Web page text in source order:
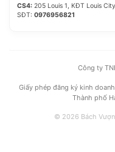
CS4: 205 Louis 1, KĐT Louis
SĐT: 0976956821
Công ty
Giấy phép đăng ký kinh
Thành phố
© 2026 Bách